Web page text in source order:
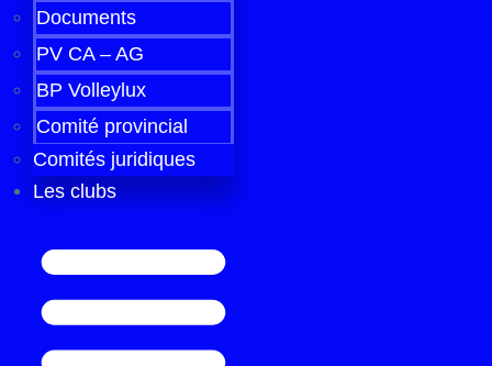
Documents
PV CA – AG
BP Volleylux
Comité provincial
Comités juridiques
Les clubs